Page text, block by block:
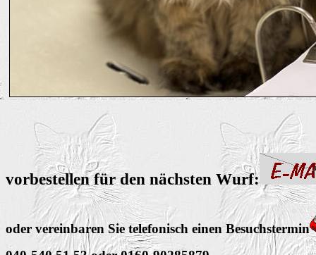
vorbestellen für den nächsten Wurf:
oder vereinbaren Sie telefonisch einen Besuchstermin